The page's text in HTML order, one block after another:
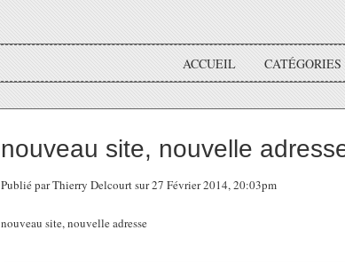
ACCUEIL CATÉGORIES
nouveau site, nouvelle
Publié par Thierry Delcourt sur 27 Février 2014, 20:03pm
nouveau site, nouvelle adresse